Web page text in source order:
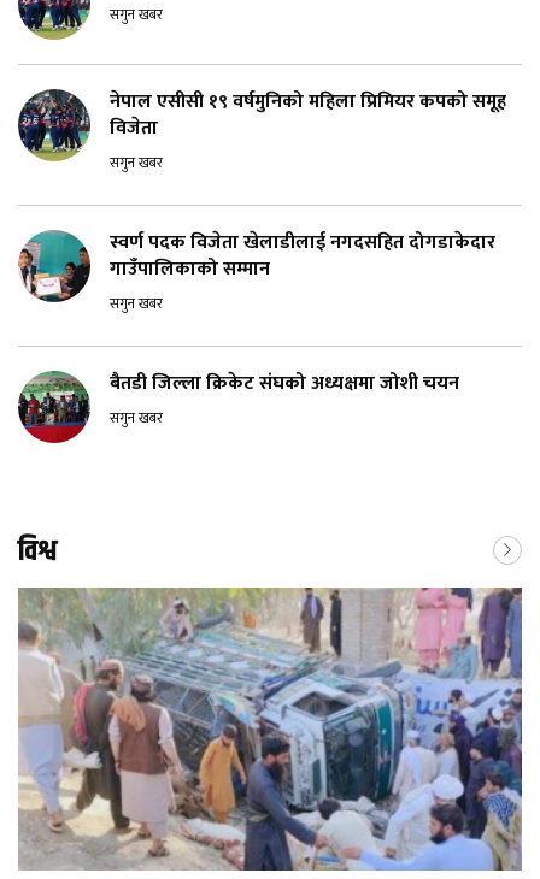
सगुन खबर
नेपाल एसीसी १९ वर्षमुनिको महिला प्रिमियर कपको समूह
विजेता
सगुन खबर
स्वर्ण पदक विजेता खेलाडीलाई नगदसहित दोगडाकेदार
गाउँपालिकाको सम्मान
सगुन खबर
बैतडी जिल्ला क्रिकेट संघको अध्यक्षमा जोशी चयन
सगुन खबर
विश्व